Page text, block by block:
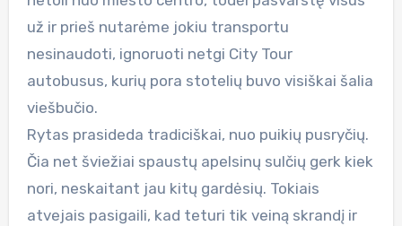
už ir prieš nutarėme jokiu transportu
nesinaudoti, ignoruoti netgi City Tour
autobusus, kurių pora stotelių buvo visiškai šalia
viešbučio.
Rytas prasideda tradiciškai, nuo puikių pusryčių.
Čia net šviežiai spaustų apelsinų sulčių gerk kiek
nori, neskaitant jau kitų gardėsių. Tokiais
atvejais pasigaili, kad teturi tik veiną skrandį ir